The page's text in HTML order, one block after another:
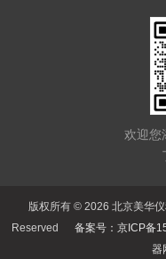
欢迎您
版权所有 © 2026 北京美华
Reserved 备案号：京ICP备
器